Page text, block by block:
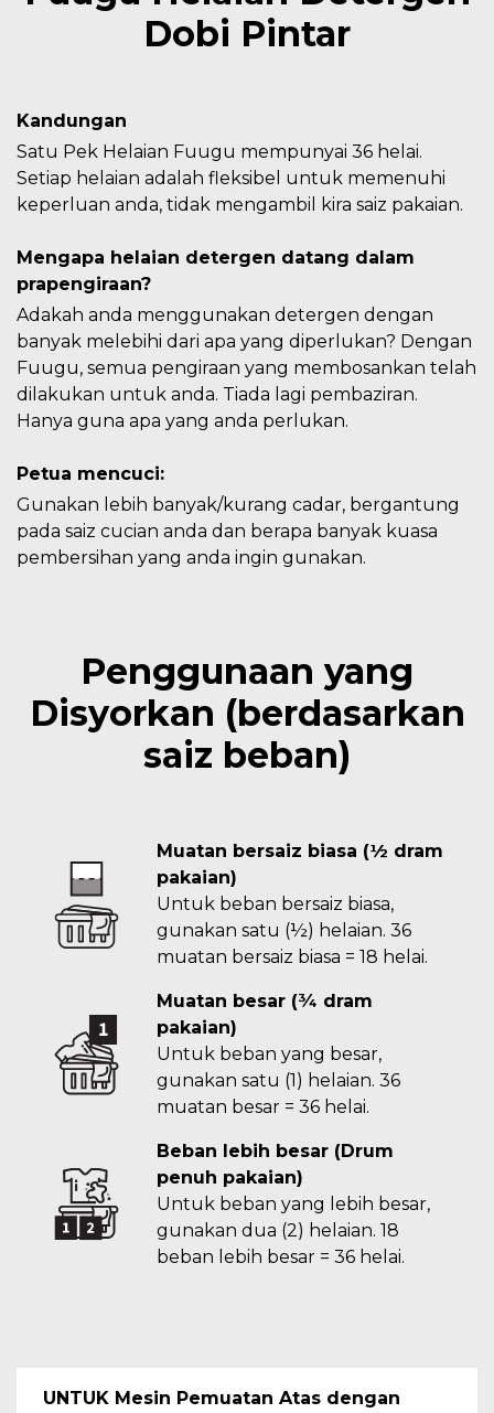
Kandungan
Satu Pek Helaian Fuugu mempunyai 36 helai.
Setiap helaian adalah fleksibel untuk memenuhi
keperluan anda, tidak mengambil kira saiz pakaian.
Mengapa helaian detergen datang dalam
prapengiraan?
Adakah anda menggunakan detergen dengan
banyak melebihi dari apa yang diperlukan? Dengan
Fuugu, semua pengiraan yang membosankan telah
dilakukan untuk anda. Tiada lagi pembaziran.
Hanya guna apa yang anda perlukan.
Petua mencuci:
Gunakan lebih banyak/kurang cadar, bergantung
pada saiz cucian anda dan berapa banyak kuasa
pembersihan yang anda ingin gunakan.
Dobi Pintar
Muatan bersaiz biasa (½ dram
pakaian)
Untuk beban bersaiz biasa,
gunakan satu (½) helaian. 36
muatan bersaiz biasa = 18 helai.
Muatan besar (¾ dram
pakaian)
Untuk beban yang besar,
gunakan satu (1) helaian. 36
muatan besar = 36 helai.
Beban lebih besar (Drum
penuh pakaian)
Untuk beban yang lebih besar,
gunakan dua (2) helaian. 18
beban lebih besar = 36 helai.
Penggunaan yang
Disyorkan (berdasarkan
saiz beban)
UNTUK Mesin Pemuatan Atas dengan